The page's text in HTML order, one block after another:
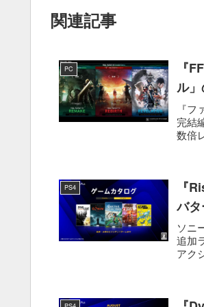
関連記事
PC
『
ル
『
完結
数倍
PS4
『
バ
ソニ
追加
アク